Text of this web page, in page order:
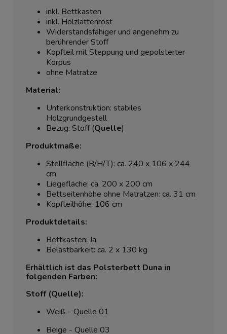
inkl. Bettkasten
inkl. Holzlattenrost
Widerstandsfähiger und angenehm zu
berührender Stoff
Kopfteil mit Steppung und gepolsterter
Korpus
ohne Matratze
Material:
Unterkonstruktion: stabiles
Holzgrundgestell
Bezug: Stoff (Quelle)
Produktmaße:
Stellfläche (B/H/T): ca. 240 x 106 x 244
cm
Liegefläche: ca. 200 x 200 cm
Bettseitenhöhe ohne Matratzen: ca. 31 cm
Kopfteilhöhe: 106 cm
Produktdetails:
Bettkasten: Ja
Belastbarkeit: ca. 2 x 130 kg
Erhältlich ist das Polsterbett Duna in
folgenden Farben:
Stoff (Quelle):
Weiß - Quelle 01
Beige - Quelle 03